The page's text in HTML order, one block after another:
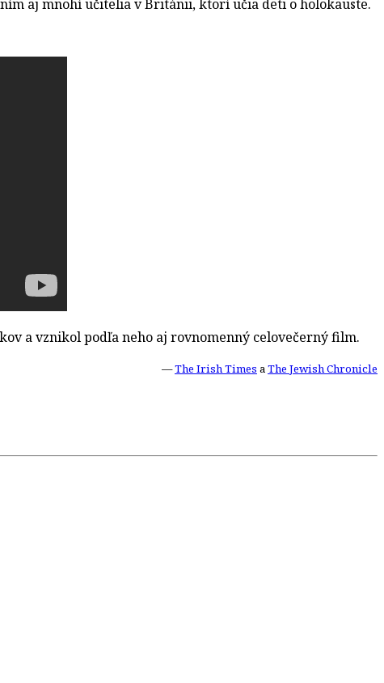
aj mnohí učitelia v Británii, ktorí učia deti o holokauste.
a vznikol podľa neho aj rovnomenný celovečerný film.
—The Irish Times aThe Jewish Chronicle